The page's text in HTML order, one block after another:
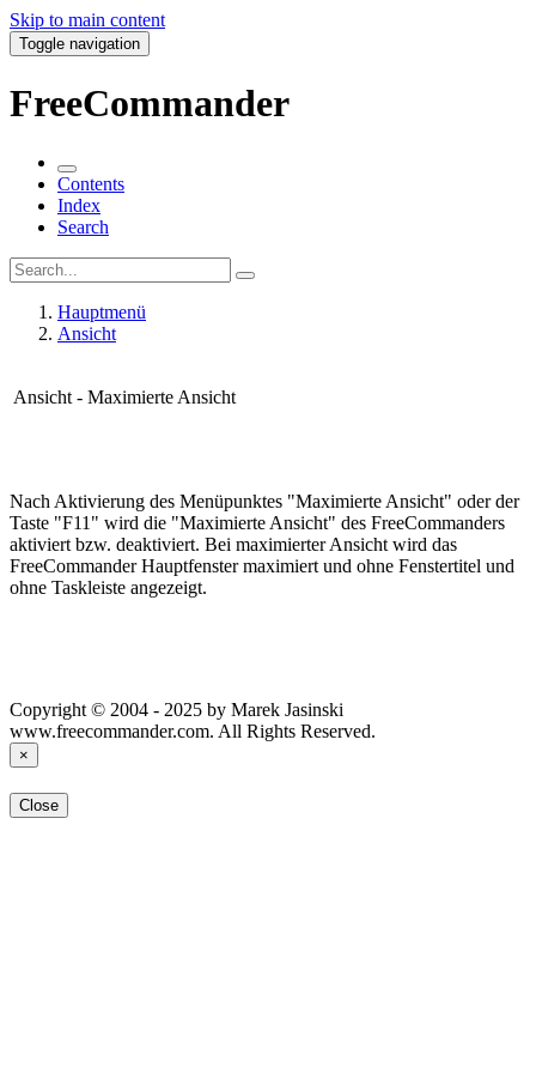
Skip to main content
Toggle navigation
FreeCommander
Contents
Index
Search
Hauptmenü
Ansicht
Ansicht - Maximierte Ansicht
Nach Aktivierung des Menüpunktes "Maximierte Ansicht" oder der
Taste "F11" wird die "Maximierte Ansicht" des FreeCommanders
aktiviert bzw. deaktiviert. Bei maximierter Ansicht wird das
FreeCommander Hauptfenster maximiert und ohne Fenstertitel und
ohne Taskleiste angezeigt.
Copyright © 2004 - 2025 by Marek Jasinski
www.freecommander.com. All Rights Reserved.
×
Close